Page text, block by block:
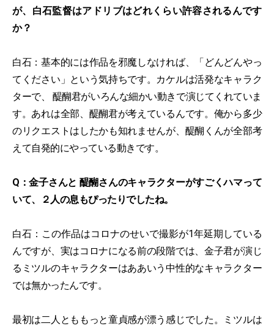
が、白石監督はアドリブはどれくらい許容されるんです
か？
白石：基本的には作品を邪魔しなければ、「どんどんやっ
てください」という気持ちです。カケルは活発なキャラク
ターで、 醍醐君がいろんな細かい動きで演じてくれていま
す。あれは全部、醍醐君が考えているんです。俺から多少
のリクエストはしたかも知れませんが、醍醐くんが全部考
えて自発的にやっている動きです。
Q：金子さんと 醍醐さんのキャラクターがすごくハマって
いて、２人の息もぴったりでしたね。
白石：この作品はコロナのせいで撮影が1年延期している
んですが、実はコロナになる前の段階では、金子君が演じ
るミツルのキャラクターはああいう中性的なキャラクター
では無かったんです。
最初は二人とももっと童貞感が漂う感じでした。ミツルは